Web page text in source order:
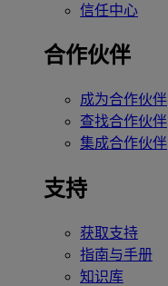
信任中心
合作伙伴
成为合作伙伴
查找合作伙伴
集成合作伙伴
支持
获取支持
指南与手册
知识库